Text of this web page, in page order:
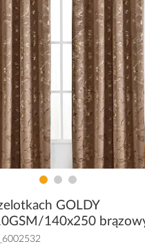
GOLDY
140x250